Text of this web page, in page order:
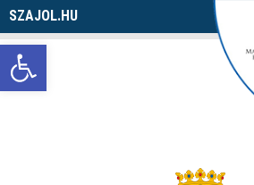
Eszköztár megnyitása
SZAJOL.HU